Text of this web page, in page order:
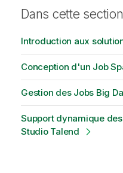
Dans cette section
Introduction aux
Conception d'un Job
Gestion des Jobs Big
Support dynamique
Studio Talend